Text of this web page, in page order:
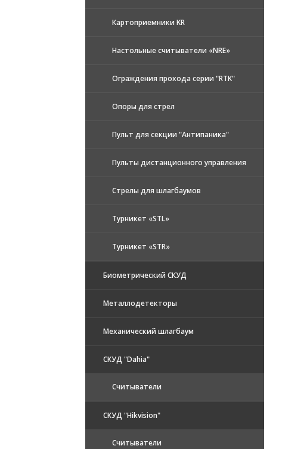
Картоприемники KR
Настольные считыватели «NRE»
Ограждения прохода серии "RTK"
Опоры для стрел
Пульт для секции "Антипаника"
Пульты дистанционного управления
Стрелы для шлагбаумов
Турникет «STL»
Турникет «STR»
Биометрический СКУД
Металлодетекторы
Механический шлагбаум
СКУД "Dahia"
Считыватели
СКУД "Hikvision"
Считыватели